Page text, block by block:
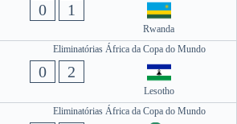
0 1
Rwanda
Eliminatórias África da Copa do Mundo
0 2
Lesotho
Eliminatórias África da Copa do Mundo